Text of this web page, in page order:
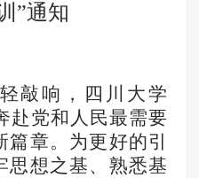
”通知
敲响，四川大学
赴党和人民最需要
章。为更好的引
思想之基、熟悉基